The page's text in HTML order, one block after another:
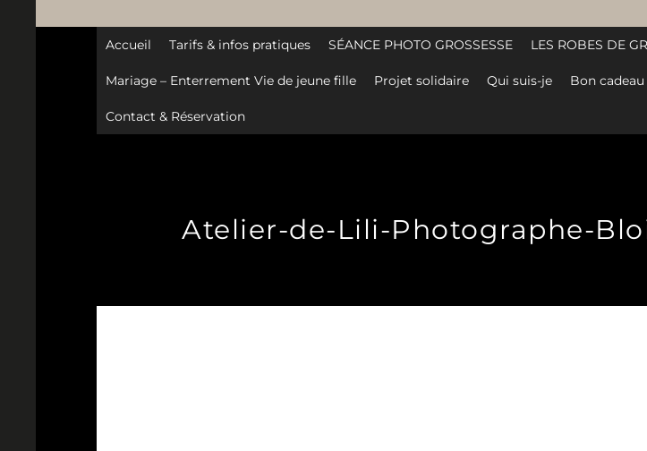
Accueil Tarifs & infos pratiques SÉANCE PHOTO GROSSESSE LES ROBES DE
Mariage – Enterrement Vie de jeune fille Projet solidaire Qui suis-je Bon cadeau
Contact & Réservation
Atelier-de-Lili-Photographe-